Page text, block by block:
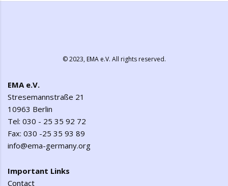
© 2023,EMA e.V. All rights reserved.
EMA e.V.
Stresemannstraße 21
10963 Berlin
Tel: 030 - 25 35 92 72
Fax: 030 -25 35 93 89
info@ema-germany.org
Important Links
Contact